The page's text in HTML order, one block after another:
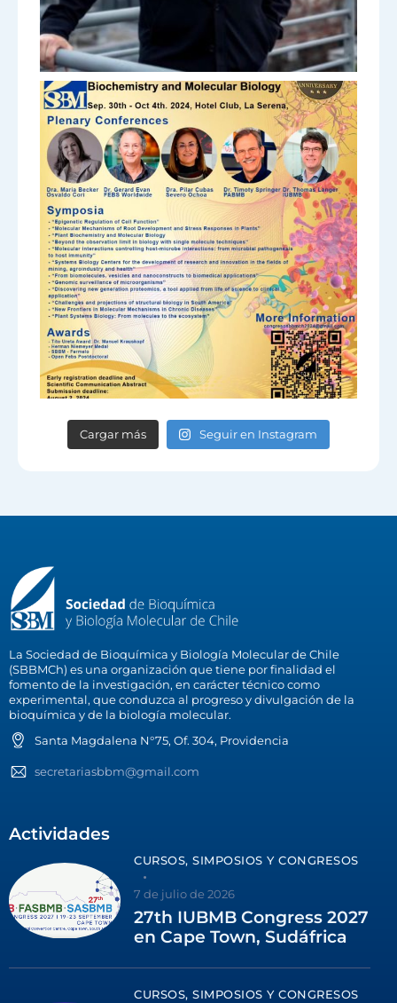
Cargar más Seguir en Instagram
La Sociedad de Bioquímica y Biología Molecular de Chile
(SBBMCh) es una organización que tiene por finalidad el
fomento de la investigación, en carácter técnico como
experimental, que conduzca al progreso y divulgación de la
bioquímica y de la biología molecular.
Santa Magdalena N°75, Of. 304, Providencia
secretariasbbm@gmail.com
Actividades
CURSOS, SIMPOSIOS Y CONGRESOS
7 de julio de 2026
27th IUBMB Congress 2027
en Cape Town, Sudáfrica
CURSOS, SIMPOSIOS Y CONGRESOS